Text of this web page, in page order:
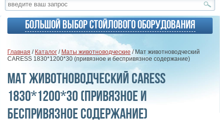
Большой выбор стойлового оборудования
Главная / Каталог / Маты животноводческие / Мат животноводческий
CARESS 1830*1200*30 (привязное и беспривязное содержание)
Мат животноводческий CARESS
1830*1200*30 (привязное и
беспривязное содержание)